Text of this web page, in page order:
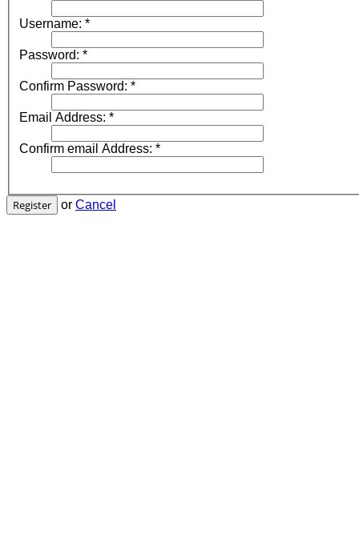
Username: *
Password: *
Confirm Password: *
Email Address: *
Confirm email Address: *
Register or Cancel